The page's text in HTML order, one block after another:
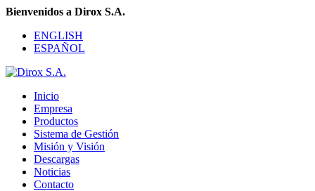
Bienvenidos a Dirox S.A.
ENGLISH
ESPAÑOL
Inicio
Empresa
Productos
Sistema de Gestión
Misión y Visión
Descargas
Noticias
Contacto